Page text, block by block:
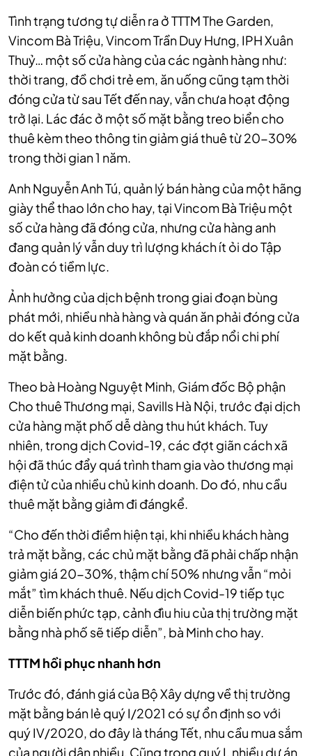
Tình trạng tương tự diễn ra ở TTTM The Garden,
Vincom Bà Triệu, Vincom Trần Duy Hưng, IPH Xuân
Thuỷ… một số cửa hàng của các ngành hàng như:
thời trang, đồ chơi trẻ em, ăn uống cũng tạm thời
đóng cửa từ sau Tết đến nay, vẫn chưa hoạt động
trở lại. Lác đác ở một số mặt bằng treo biển cho
thuê kèm theo thông tin giảm giá thuê từ 20-30%
trong thời gian 1 năm.
Anh Nguyễn Anh Tú, quản lý bán hàng của một hãng
giày thể thao lớn cho hay, tại Vincom Bà Triệu một
số cửa hàng đã đóng cửa, nhưng cửa hàng anh
đang quản lý vẫn duy trì lượng khách ít ỏi do Tập
đoàn có tiềm lực.
Ảnh hưởng của dịch bệnh trong giai đoạn bùng
phát mới, nhiều nhà hàng và quán ăn phải đóng cửa
do kết quả kinh doanh không bù đắp nổi chi phí
mặt bằng.
Theo bà Hoàng Nguyệt Minh, Giám đốc Bộ phận
Cho thuê Thương mại, Savills Hà Nội, trước đại dịch
cửa hàng mặt phố dễ dàng thu hút khách. Tuy
nhiên, trong dịch Covid-19, các đợt giãn cách xã
hội đã thúc đẩy quá trình tham gia vào thương mại
điện tử của nhiều chủ kinh doanh. Do đó, nhu cầu
thuê mặt bằng giảm đi đángkể.
“Cho đến thời điểm hiện tại, khi nhiều khách hàng
trả mặt bằng, các chủ mặt bằng đã phải chấp nhận
giảm giá 20-30%, thậm chí 50% nhưng vẫn “mỏi
mắt” tìm khách thuê. Nếu dịch Covid-19 tiếp tục
diễn biến phức tạp, cảnh đìu hiu của thị trường mặt
bằng nhà phố sẽ tiếp diễn”, bà Minh cho hay.
TTTM hồi phục nhanh hơn
Trước đó, đánh giá của Bộ Xây dựng về thị trường
mặt bằng bán lẻ quý I/2021 có sự ổn định so với
quý IV/2020, do đây là tháng Tết, nhu cầu mua sắm
của người dân nhiều. Cũng trong quý I, nhiều dự án